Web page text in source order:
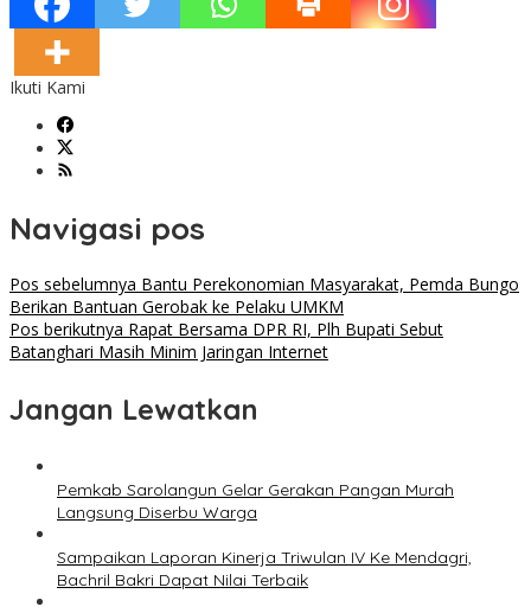
Ikuti Kami
Navigasi pos
Pos sebelumnya Bantu Perekonomian Masyarakat, Pemda Bungo
Berikan Bantuan Gerobak ke Pelaku UMKM
Pos berikutnya Rapat Bersama DPR RI, Plh Bupati Sebut
Batanghari Masih Minim Jaringan Internet
Jangan Lewatkan
Pemkab Sarolangun Gelar Gerakan Pangan Murah
Langsung Diserbu Warga
Sampaikan Laporan Kinerja Triwulan IV Ke Mendagri,
Bachril Bakri Dapat Nilai Terbaik